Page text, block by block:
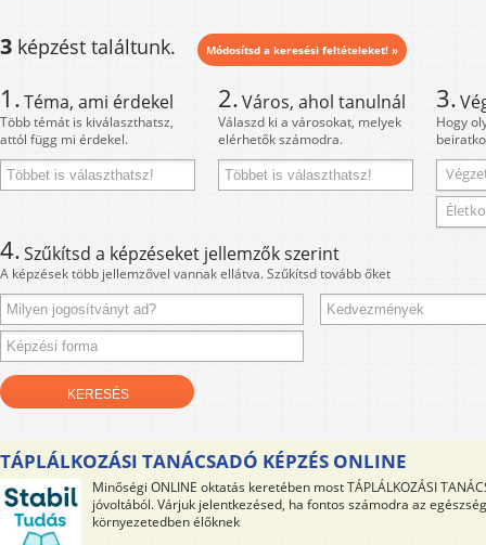
3 képzést találtunk. Módosítsd a keresési feltételeket! »
1.Téma, ami érdekel
Több témát is kiválaszthatsz,
attól függ mi érdekel.
2.Város, ahol tanulnál
Válaszd ki a városokat, melyek
elérhetők számodra.
3.
Hogy
4.Szűkítsd a képzéseket jellemzők szerint
A képzések több jellemzővel vannak ellátva. Szűkítsd tovább őket
TÁPLÁLKOZÁSI TANÁCSADÓ KÉPZÉS ONLINE
Minőségi ONLINE oktatás keretében most TÁPLÁLKOZÁSI
jóvoltából. Várjuk jelentkezésed, ha fontos számodra az
környezetedben élőknek